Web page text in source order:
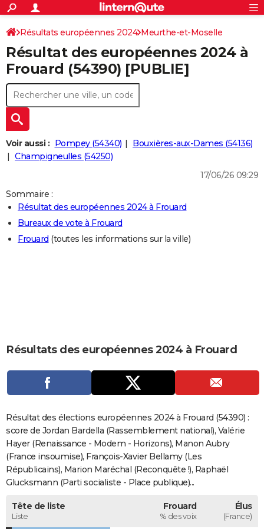
ACTUALITÉS
Politique
Société
Faits Divers
Education
Monde
Villes
+
SPORT
Coupe du monde 2026
Football
Tennis
Cyclisme
Rugby
Forum
Programme TV
TNT
Streaming
Cinéma
Sorties cinéma
Musique
+
FINANCE
Retraite
Impôts
Epargne
Immobilier
Risques naturels par ville
Banque
Assurance
Crédit
AUTO
Essais
Réserver un essai
Citadines
Berlines
SUV
Forum auto
+
HIGH-TECH
Mobiles
Meilleur smartphone
Internet
Ordinateurs
Jeux vidéo
Guide high-tech
BRICOLAGE
Guides de France
Escapades
Patrimoine
Expositions
Musées
Week-end nature
LIFESTYLE
Art de vivre
Bien-être
Loisirs
Mode
Modes de vie
CARTE DE VOEUX
Carte de Noël
Carte Bonne année
Carte Saint-Valentin
Carte Pâques
Carte d'anniversaire
DICTIONNAIRE
Dictionnaire
Biographies
Citations
Expressions
Proverbes
PROGRAMME TV
COPAINS D'AVANT
S'inscrire
Se connecter
Lycées
Collèges
Primaires
Universités
Entreprises
Service militaire
Avis de recherche
AVIS DE DÉCÈS
FORUM
Rechercher
S'inscrire
Connexion
Résultats européennes 2024 Meurthe-et-Moselle
Résultat des européennes 2024 à
Frouard (54390) [PUBLIE]
Voir aussi : Pompey (54340)
Bouxières-aux-Dames (54136)
Champigneulles (54250)
17/06/26 09:29
Sommaire :
Résultat des européennes 2024 à Frouard
Bureaux de vote à Frouard
Frouard (toutes les informations sur la ville)
Résultats des européennes 2024 à Frouard
Résultat des élections européennes 2024 à Frouard (54390) :
score de Jordan Bardella (Rassemblement national), Valérie
Hayer (Renaissance - Modem - Horizons), Manon Aubry
(France insoumise), François-Xavier Bellamy (Les
Républicains), Marion Maréchal (Reconquête !), Raphaël
Glucksmann (Parti socialiste - Place publique)...
Tête de liste
Liste
Frouard
% des voix
Élus
(France)